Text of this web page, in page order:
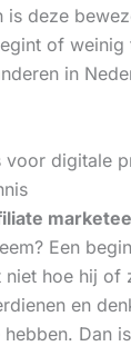
is deze
of
in
voor digitale
Een
niet hoe hij of
en
Dan